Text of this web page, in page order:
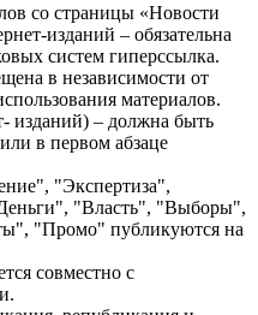
со страницы «Новости
изданий – обязательна
систем гиперссылка.
в независимости от
материалов.
изданий) – должна быть
в первом абзаце
"Экспертиза",
"Власть", "Выборы",
"Промо" публикуются на
совместно с